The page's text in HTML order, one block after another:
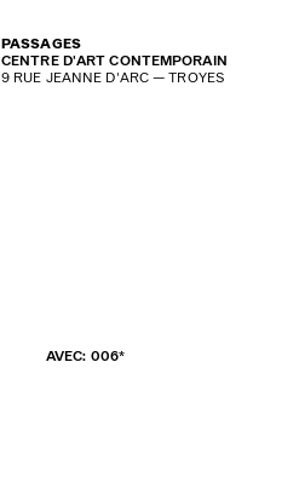
PASSAGES
CENTRE D'ART CONTEMPORAIN
9 RUE JEANNE D'ARC — TROYES
AVEC: 006*